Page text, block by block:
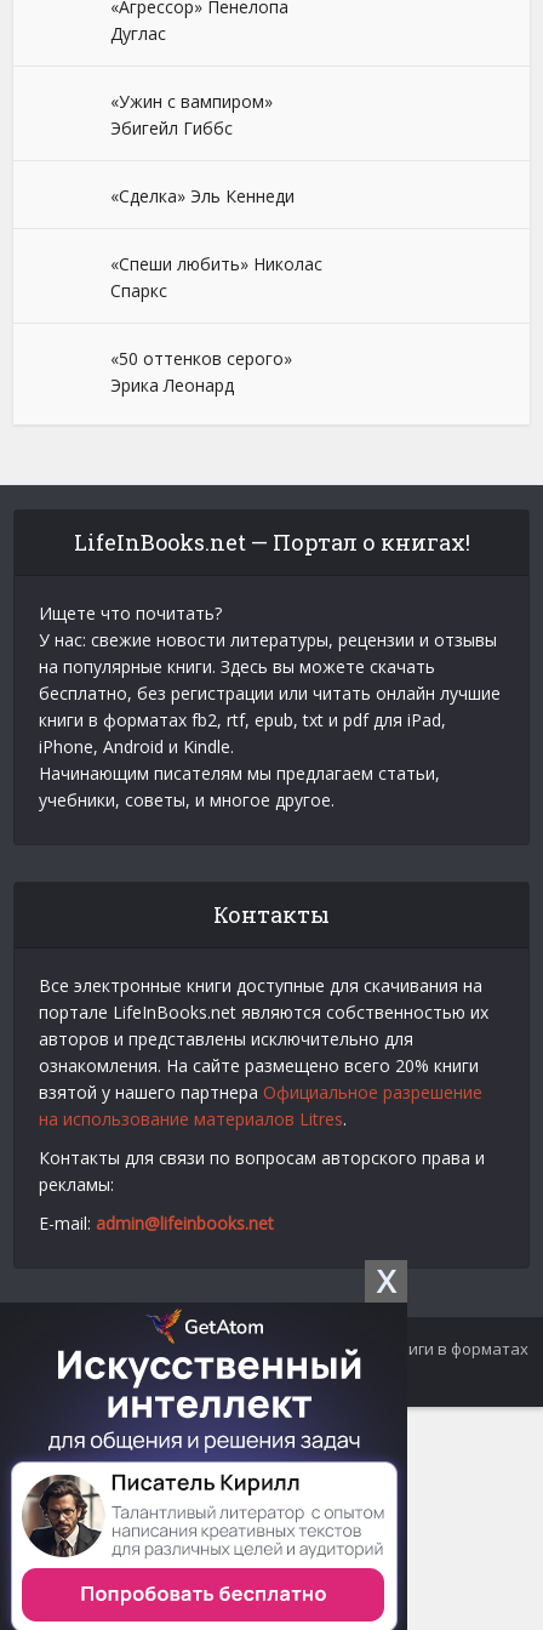
X
«Агрессор» Пенелопа
Дуглас
«Ужин с вампиром»
Эбигейл Гиббс
«Сделка» Эль Кеннеди
«Спеши любить» Николас
Спаркс
«50 оттенков серого»
Эрика Леонард
LifeInBooks.net — Портал о книгах!
Ищете что почитать?
У нас: свежие новости литературы, рецензии и отзывы
на популярные книги. Здесь вы можете скачать
бесплатно, без регистрации или читать онлайн лучшие
книги в форматах fb2, rtf, epub, txt и pdf для iPad,
iPhone, Android и Kindle.
Начинающим писателям мы предлагаем статьи,
учебники, советы, и многое другое.
Контакты
Все электронные книги доступные для скачивания на
портале LifeInBooks.net являются собственностью их
авторов и представлены исключительно для
ознакомления. На сайте размещено всего 20% книги
взятой у нашего партнера Официальное разрешение
на использование материалов Litres.
Контакты для связи по вопросам авторского права и
рекламы:
E-mail: admin@lifeinbooks.net
© 2012-2024 LifeInBooks.net - Скачать бесплатно книги в форматах
fb2, epub, pdf, txt, rtf.